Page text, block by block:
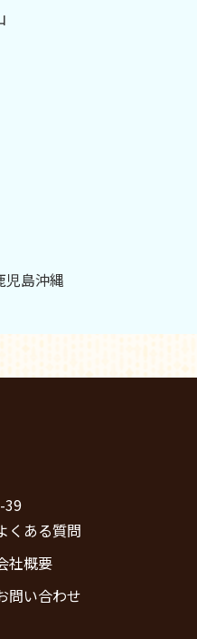
児島沖縄
39
くある質問
社概要
問い合わせ